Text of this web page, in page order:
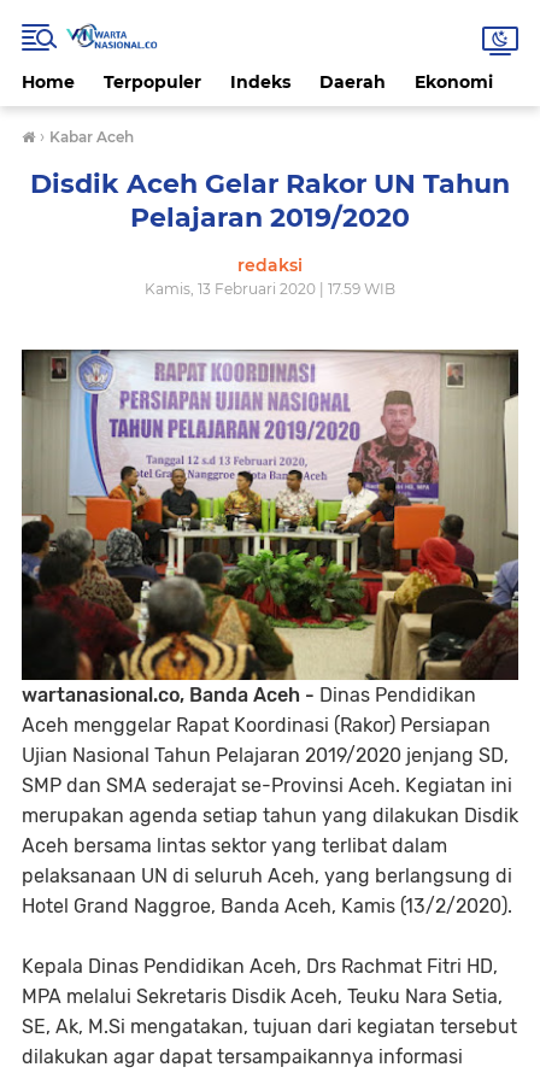
Home Terpopuler Indeks Daerah Ekonomi
› Kabar Aceh
Disdik Aceh Gelar Rakor UN Tahun
Pelajaran 2019/2020
redaksi
Kamis, 13 Februari 2020 | 17.59 WIB
wartanasional.co, Banda Aceh - Dinas Pendidikan
Aceh menggelar Rapat Koordinasi (Rakor) Persiapan
Ujian Nasional Tahun Pelajaran 2019/2020 jenjang SD,
SMP dan SMA sederajat se-Provinsi Aceh. Kegiatan ini
merupakan agenda setiap tahun yang dilakukan Disdik
Aceh bersama lintas sektor yang terlibat dalam
pelaksanaan UN di seluruh Aceh, yang berlangsung di
Hotel Grand Naggroe, Banda Aceh, Kamis (13/2/2020).
Kepala Dinas Pendidikan Aceh, Drs Rachmat Fitri HD,
MPA melalui Sekretaris Disdik Aceh, Teuku Nara Setia,
SE, Ak, M.Si mengatakan, tujuan dari kegiatan tersebut
dilakukan agar dapat tersampaikannya informasi